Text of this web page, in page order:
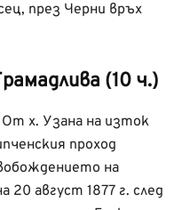
през Черни връх
(10 ч.)
х. Узана на изток
проход
на
август 1877 г. след